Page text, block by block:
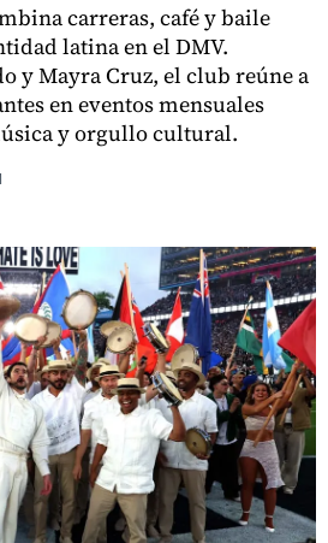
carreras, café y baile
latina en el DMV.
y Mayra Cruz, el club reúne a
en eventos mensuales
y orgullo cultural.